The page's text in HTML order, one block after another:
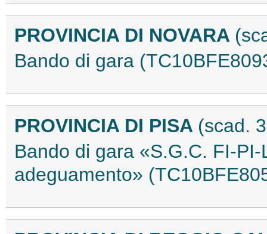
PROVINCIA DI NOVARA
Bando di gara
PROVINCIA DI PISA (scad.
Bando di gara «S.G.C. FI-
adeguamento»